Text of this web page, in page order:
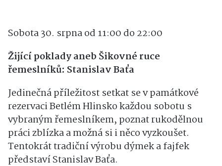
Sobota 30. srpna od 11:00 do 22:00
Žijící poklady aneb Šikovné ruce
řemeslníků: Stanislav Baťa
Jedinečná příležitost setkat se v památkové
rezervaci Betlém Hlinsko každou sobotu s
vybraným řemeslníkem, poznat rukodělnou
práci zblízka a možná si i něco vyzkoušet.